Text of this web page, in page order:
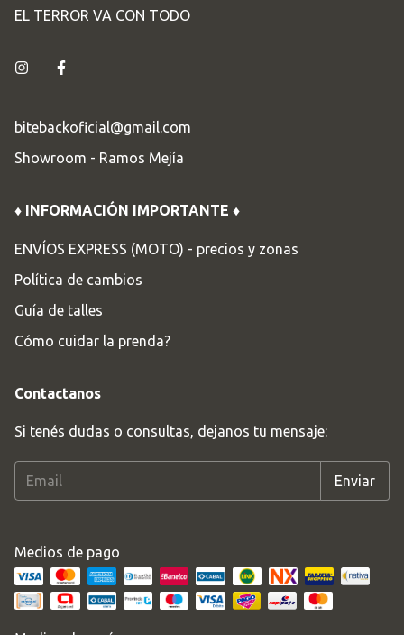
EL TERROR VA CON TODO
bitebackoficial@gmail.com
Showroom - Ramos Mejía
♦ INFORMACIÓN IMPORTANTE ♦
ENVÍOS EXPRESS (MOTO) - precios y zonas
Política de cambios
Guía de talles
Cómo cuidar la prenda?
Contactanos
Si tenés dudas o consultas, dejanos tu mensaje:
Medios de pago